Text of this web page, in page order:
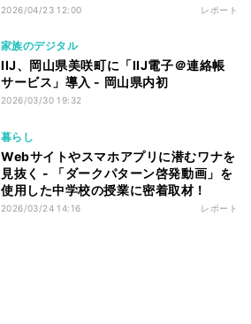
2026/04/23 12:00 レポート
家族のデジタル
IIJ、岡山県美咲町に「IIJ電子＠連絡帳
サービス」導入 - 岡山県内初
2026/03/30 19:32
暮らし
Webサイトやスマホアプリに潜むワナを
見抜く - 「ダークパターン啓発動画」を
使用した中学校の授業に密着取材！
2026/03/24 14:16 レポート